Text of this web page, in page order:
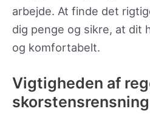
arbejde. At finde det
dig penge og sikre, at dit
og komfortabelt.
Vigtigheden af